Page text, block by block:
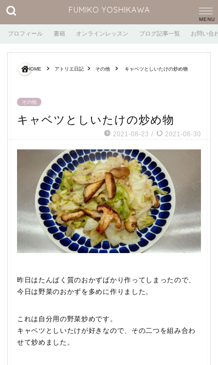
FUMIKO YOSHIKAWA
プロフィール 書籍 オンラインレッスン ブログ記事一覧 お問い合
HOME アトリエ日記 その他 キャベツとしいたけの炒め物
その他
キャベツとしいたけの炒め物
2021-08-23 / 2021-08-30
昨日はたんぱく質のおかずばかり作ってしまったので、
今日は野菜のおかずを多めに作りました。
これは自分用の野菜炒めです。
キャベツとしいたけが好きなので、その二つを組み合わ
せて炒めました。